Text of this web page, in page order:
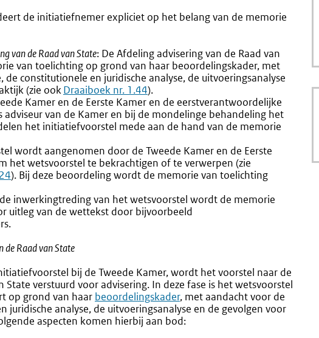
de initiatiefnemer expliciet op het belang van de memorie
van de Raad van State: De Afdeling advisering van de Raad van
van toelichting op grond van haar beoordelingskader, met
de constitutionele en juridische analyse, de uitvoeringsanalyse
(zie ookDraaiboek nr. 1.44).
Kamer en de Eerste Kamer en de eerstverantwoordelijke
van de Kamer en bij de mondelinge behandeling het
het initiatiefvoorstel mede aan de hand van de memorie
wordt aangenomen door de Tweede Kamer en de Eerste
het wetsvoorstel te bekrachtigen of te verwerpen (zie
). Bij deze beoordeling wordt de memorie van toelichting
inwerkingtreding van het wetsvoorstel wordt de memorie
uitleg van de wettekst door bijvoorbeeld
de Raad van State
bij de Tweede Kamer, wordt het voorstel naar de
State verstuurd voor advisering. In deze fase is het wetsvoorstel
op grond van haar Externe
link:
beoordelingskader, met aandacht voor de
juridische analyse, de uitvoeringsanalyse en de gevolgen voor
aspecten komen hierbij aan bod: